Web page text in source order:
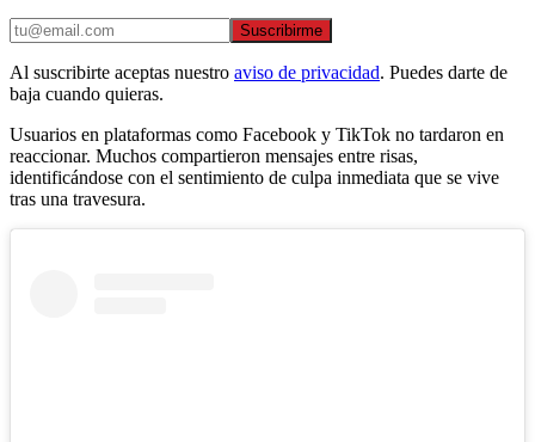
Suscribirme
Al suscribirte aceptas nuestro aviso de privacidad. Puedes darte de
baja cuando quieras.
Usuarios en plataformas como Facebook y TikTok no tardaron en
reaccionar. Muchos compartieron mensajes entre risas,
identificándose con el sentimiento de culpa inmediata que se vive
tras una travesura.